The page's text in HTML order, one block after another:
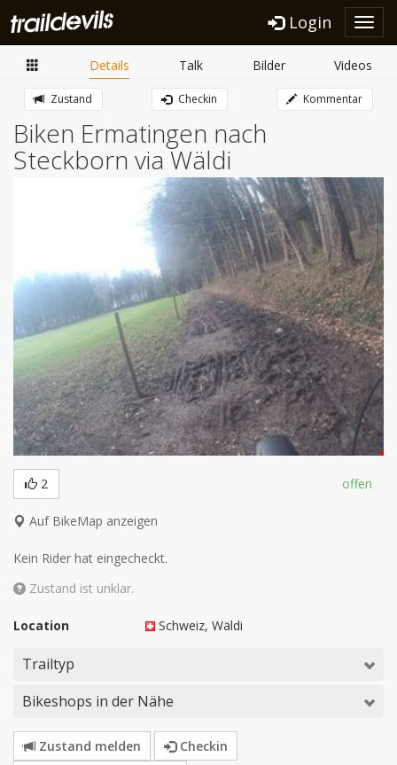
Login
Details Talk Bilder Videos
Zustand Checkin Kommentar
Biken Ermatingen nach
Steckborn via Wäldi
2 offen
Auf BikeMap anzeigen
Kein Rider hat eingecheckt.
Zustand ist unklar.
Location Schweiz, Wäldi
Trailtyp
Bikeshops in der Nähe
Zustand melden
Checkin